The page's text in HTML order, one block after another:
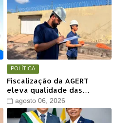
POLÍTICA
Fiscalização da AGERT
eleva qualidade das
recomposições asfálticas
realizadas pela Águas de
Timon
agosto 06, 2026